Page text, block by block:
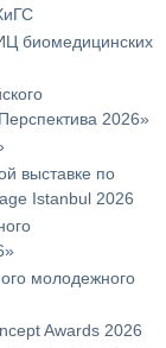
биомедицинских
2026»
выставке по
Istanbul 2026
молодежного
Awards 2026